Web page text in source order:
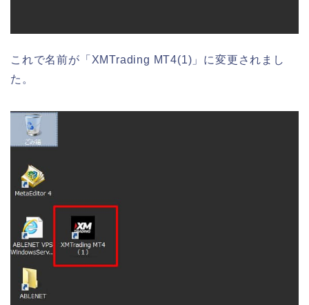
これで名前が「XMTrading MT4(1)」に変更されまし
た。